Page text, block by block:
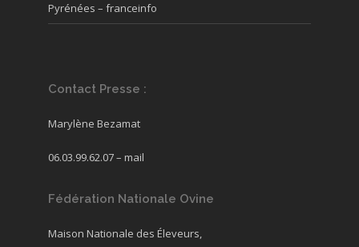
Pyrénées – franceinfo
Contact Presse :
Marylène Bezamat
06.03.99.62.07 – mail
Fédération Nationale Ovine
Maison Nationale des Éleveurs,